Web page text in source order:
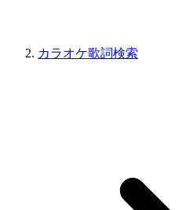
カラオケ歌詞検索